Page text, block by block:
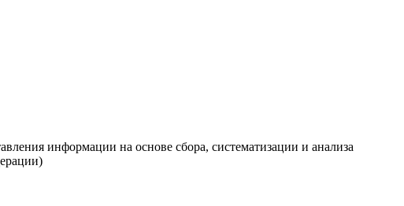
информации на основе сбора, систематизации и анализа